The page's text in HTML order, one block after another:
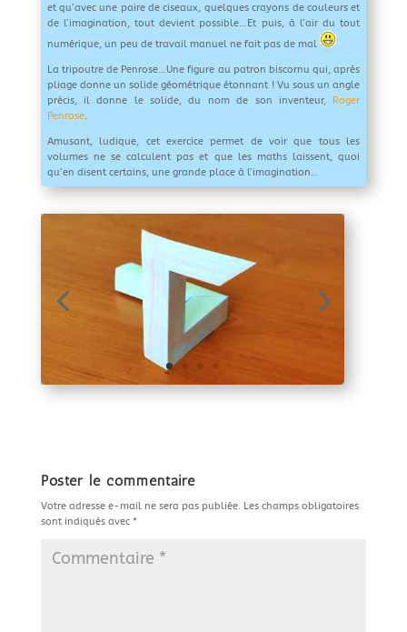
et qu’avec une paire de ciseaux, quelques crayons de couleurs et
de l’imagination, tout devient possible…Et puis, à l’air du tout
numérique, un peu de travail manuel ne fait pas de mal
La tripoutre de Penrose…Une figure au patron biscornu qui, après
pliage donne un solide géométrique étonnant ! Vu sous un angle
précis, il donne le solide, du nom de son inventeur, Roger
Penrose.
Amusant, ludique, cet exercice permet de voir que tous les
volumes ne se calculent pas et que les maths laissent, quoi
qu’en disent certains, une grande place à l’imagination…
Poster le commentaire
Votre adresse e-mail ne sera pas publiée. Les champs obligatoires
sont indiqués avec *